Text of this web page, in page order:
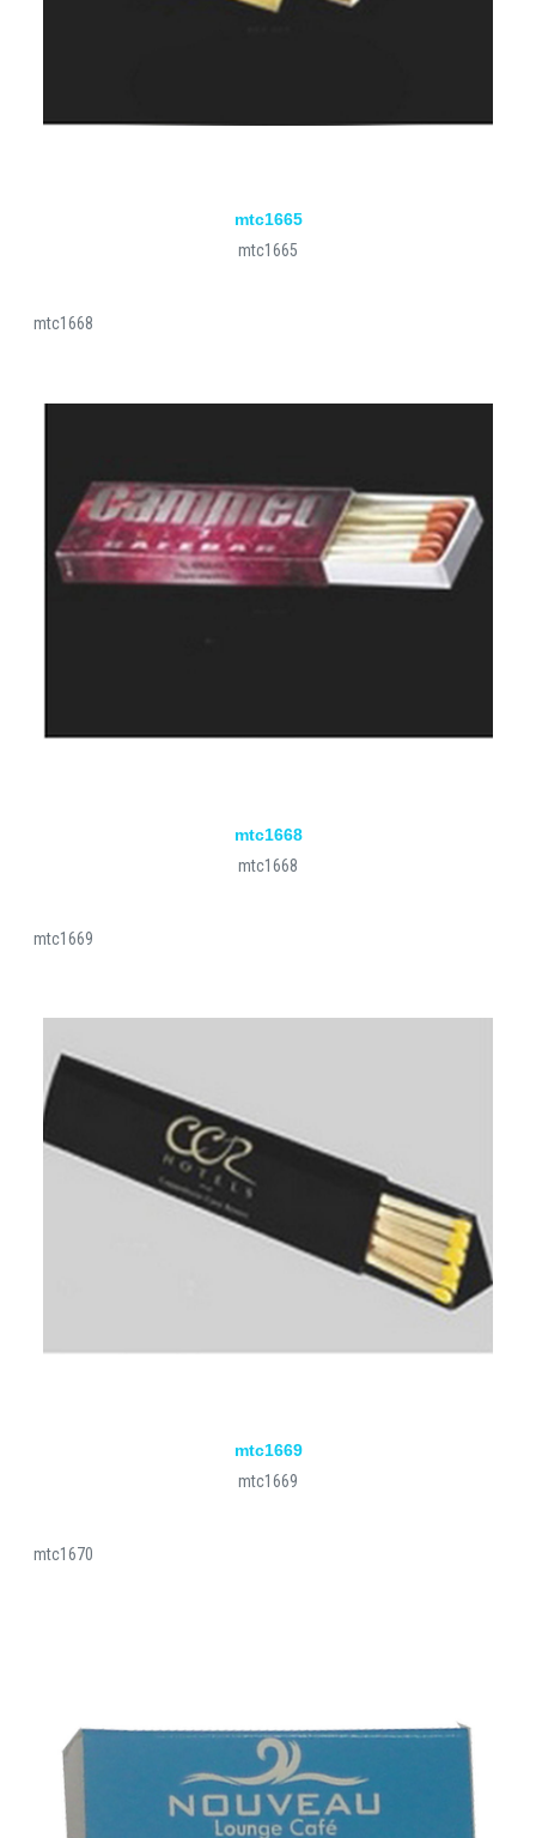
mtc1665
mtc1665
mtc1668
mtc1668
mtc1668
mtc1669
mtc1669
mtc1669
mtc1670